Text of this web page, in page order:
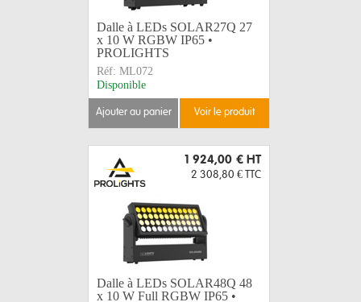
Dalle à LEDs SOLAR27Q 27
x 10 W RGBW IP65 •
PROLIGHTS
Réf: ML072
Disponible
ajouter au panier voir le produit
1 924,00 € HT
2 308,80 € TTC
Dalle à LEDs SOLAR48Q 48
x 10 W Full RGBW IP65 •